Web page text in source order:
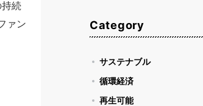
続
ァン
Category
サステナブル
循環経済
再生可能